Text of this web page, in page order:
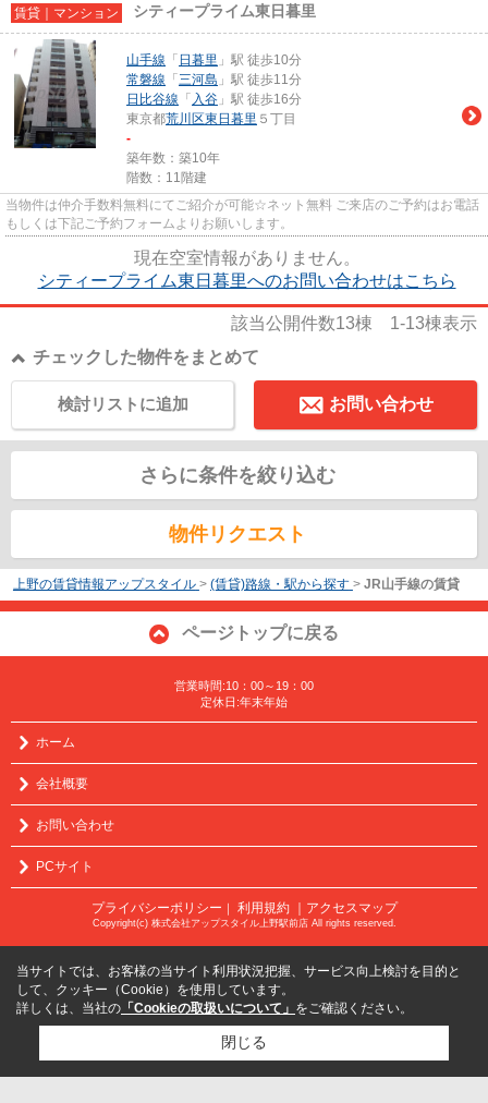
賃貸｜マンション シティープライム東日暮里
山手線 「 日暮里 」駅 徒歩10分
常磐線 「 三河島 」駅 徒歩11分
日比谷線 「 入谷 」駅 徒歩16分
東京都荒川区東日暮里 ５丁目
-
築年数：築10年
階数：11階建
当物件は仲介手数料無料にてご紹介が可能☆ネット無料 ご来店のご予約はお電話
もしくは下記ご予約フォームよりお願いします。
現在空室情報がありません。
シティープライム東日暮里へのお問い合わせはこちら
該当公開件数13棟 1-13棟表示
チェックした物件をまとめて
お問い合わせ
検討リストに追加
さらに条件を絞り込む
物件リクエスト
上野の賃貸情報アップスタイル > (賃貸)路線・駅から探す > JR山手線の賃貸
ページトップに戻る
営業時間:10：00～19：00
定休日:年末年始
ホーム
会社概要
お問い合わせ
PCサイト
プライバシーポリシー ｜ 利用規約 ｜アクセスマップ
Copyright(c) 株式会社アップスタイル上野駅前店 All rights reserved.
当サイトでは、お客様の当サイト利用状況把握、サービス向上検討を目的と
して、クッキー（Cookie）を使用しています。
詳しくは、当社の 「Cookieの取扱いについて」 をご確認ください。
閉じる